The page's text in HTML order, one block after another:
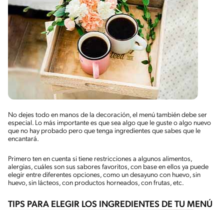
No dejes todo en manos de la decoración, el menú también debe ser
especial. Lo más importante es que sea algo que le guste o algo nuevo
que no hay probado pero que tenga ingredientes que sabes que le
encantará.
Primero ten en cuenta si tiene restricciones a algunos alimentos,
alergias, cuáles son sus sabores favoritos, con base en ellos ya puede
elegir entre diferentes opciones, como un desayuno con huevo, sin
huevo, sin lácteos, con productos horneados, con frutas, etc.
TIPS PARA ELEGIR LOS INGREDIENTES DE TU MENÚ